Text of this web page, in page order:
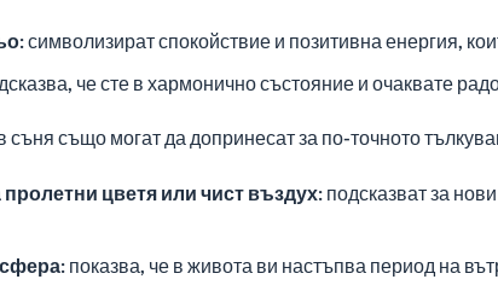
символизират спокойствие и позитивна енергия,
че сте в хармонично състояние и очаквате
също могат да допринесат за по-точното
цветя или чист въздух:подсказват за
показва, че в живота ви настъпва период на